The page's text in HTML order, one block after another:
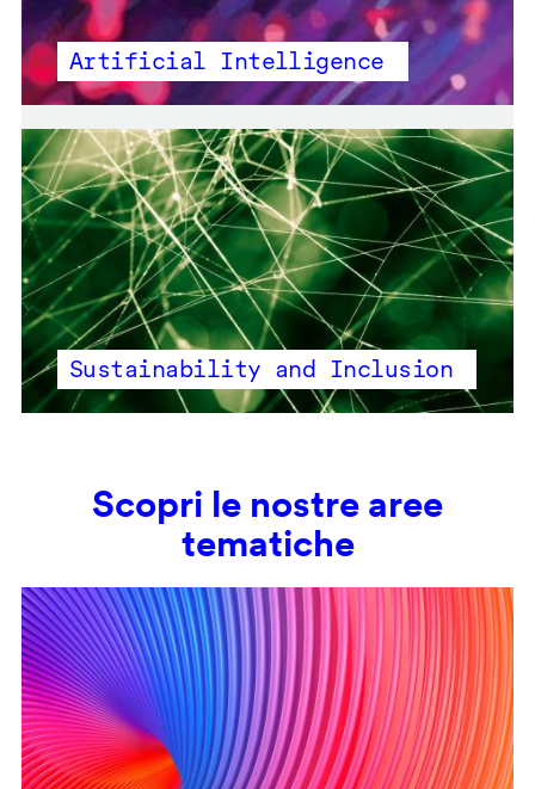
Artificial Intelligence
Sustainability and Inclusion
Scopri le nostre aree
tematiche